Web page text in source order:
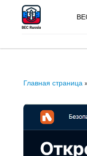
Главная страница